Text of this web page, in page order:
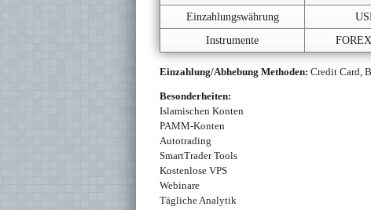
Einzahlungswährung
Instrumente
Einzahlung/Abhebung Methoden: Credit Card,
Besonderheiten:
Islamischen Konten
PAMM-Konten
Autotrading
SmartTrader Tools
Kostenlose VPS
Webinare
Tägliche Analytik